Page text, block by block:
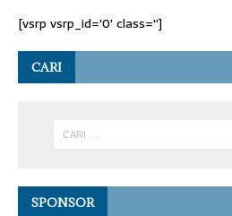
[vsrp vsrp_id='0' class='']
CARI
SPONSOR